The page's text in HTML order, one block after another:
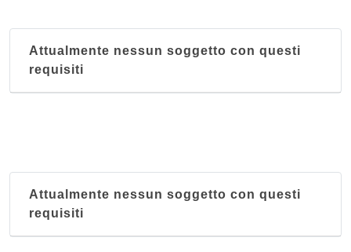
Attualmente nessun soggetto con questi
requisiti
Attualmente nessun soggetto con questi
requisiti